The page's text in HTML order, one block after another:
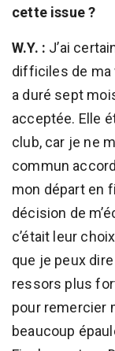
cette issue ?
W.Y. : J’ai
difficiles de ma
a duré sept
acceptée. Elle
club, car je ne
commun
mon départ en
décision de
c’était leur
que je peux
ressors plus
pour remercier
beaucoup